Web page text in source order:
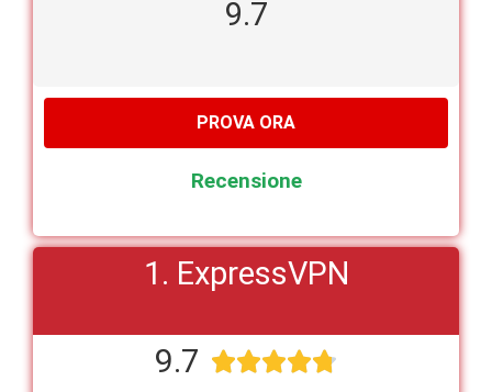
9.7
PROVA ORA
Recensione
1. ExpressVPN
9.7 